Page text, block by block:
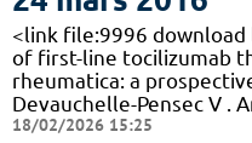
<link file:9996
of first-line tocilizumab
rheumatica: a
Devauchelle-Pensec V .
18/02/2026 15:25